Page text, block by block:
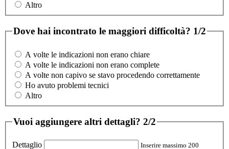
Altro
Dove hai incontrato le maggiori difficoltà? 1/2
A volte le indicazioni non erano chiare
A volte le indicazioni non erano complete
A volte non capivo se stavo procedendo correttamente
Ho avuto problemi tecnici
Altro
Vuoi aggiungere altri dettagli? 2/2
Dettaglio Inserire massimo 200